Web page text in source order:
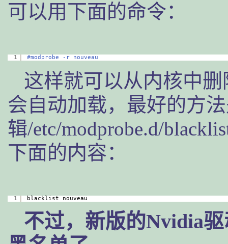
可以用下面的命令：
1 #modprobe -r nouveau
这样就可以从内核中
会自动加载，最好的方
辑/etc/modprobe.d/
下面的内容：
1 blacklist nouveau
不过，新版的Nvidia